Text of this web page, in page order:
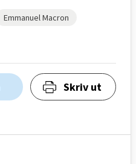
Emmanuel Macron
Skriv ut